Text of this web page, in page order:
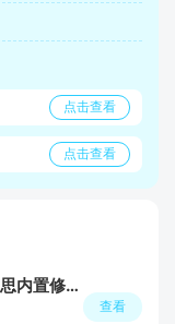
点击查看
点击查看
修仙家族模拟器加强版折相思内置修改器最新版本
查看